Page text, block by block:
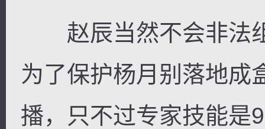
赵辰当然不会非法
为了保护杨月别落地成
播，只不过专家技能是